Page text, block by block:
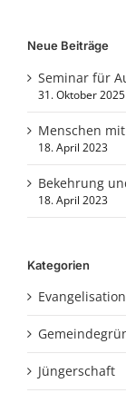
Neue Beiträge
Seminar für
31. Oktober 2025
Menschen
18. April 2023
Bekehrung
18. April 2023
Kategorien
Evangelisation
Jüngerschaft